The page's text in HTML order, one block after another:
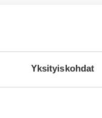
Yksityiskohdat